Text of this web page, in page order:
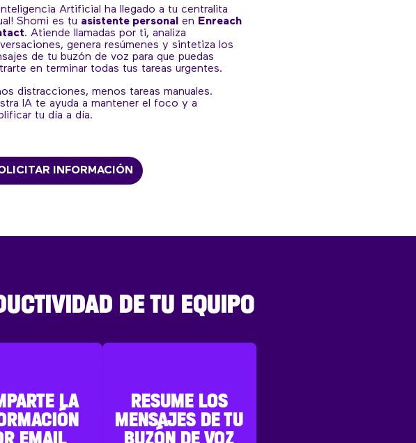
Inteligencia Artificial ha llegado a tu centralita
Shomi es tu asistente personal en Enreach
. Atiende llamadas por ti, analiza
genera resúmenes y sintetiza los
de tu buzón de voz para que puedas
en terminar todas tus tareas urgentes.
distracciones, menos tareas manuales.
IA te ayuda a mantener el foco y a
tu día a día.
INFORMACIÓN
DE TU EQUIPO
LA RESUME LOS
MENSAJES DE TU